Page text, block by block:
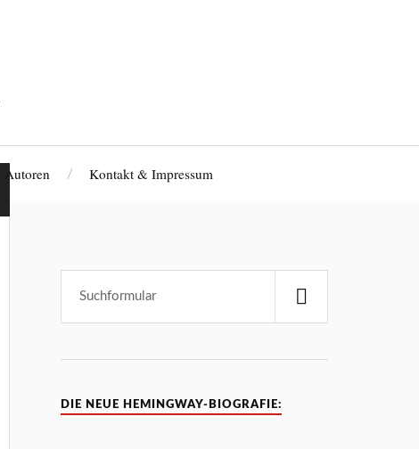
Autoren Kontakt & Impressum
DIE NEUE HEMINGWAY-BIOGRAFIE: